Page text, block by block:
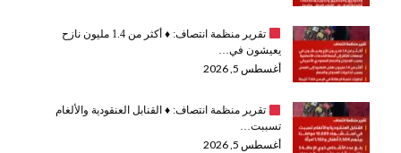
تقرير منظمة انتصاف: ♦️
أكثر من 1.4 مليون نازح
يعيشون في…
أغسطس 5, 2026
تقرير منظمة انتصاف: ♦️القنابل العنقودية والألغام
تسببت…
أغسطس 5, 2026